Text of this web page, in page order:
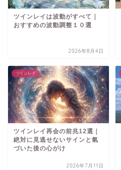
ツインレイは波動がすべて｜
おすすめの波動調整１０選
2026年8月4日
ツインレイ
ツインレイ再会の前兆12選｜
絶対に見逃せないサインと氣
づいた後の心がけ
2026年7月11日